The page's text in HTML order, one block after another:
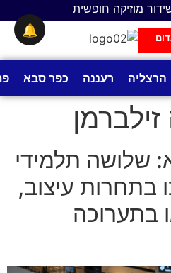
מוזיקה חופשית
הרצליה רעננה כפר סבא
שלושה תלמידי
בתחרות עיצוב,
בתערוכה
🔔